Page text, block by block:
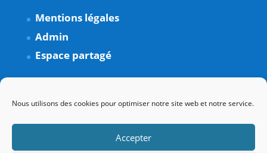
Nous utilisons des cookies pour optimiser notre site web et notre service.
Accepter
Mentions légales
Admin
Espace partagé